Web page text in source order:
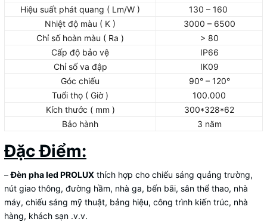
Hiệu suất phát quang ( Lm/W )
130 – 160
Nhiệt độ màu ( K )
3000 – 6500
Chỉ số hoàn màu ( Ra )
> 80
Cấp độ bảo vệ
IP66
Chỉ số va đập
IK09
Góc chiếu
90° – 120°
Tuổi thọ ( Giờ )
100.000
Kích thước ( mm )
300*328*62
Bảo hành
3 năm
Đặc Điểm:
–Đèn pha led PROLUX thích hợp cho chiếu sáng quảng trường,
nút giao thông, đường hầm, nhà ga, bến bãi, sân thể thao, nhà
máy, chiếu sáng mỹ thuật, bảng hiệu, công trình kiến trúc, nhà
hàng, khách sạn .v.v.